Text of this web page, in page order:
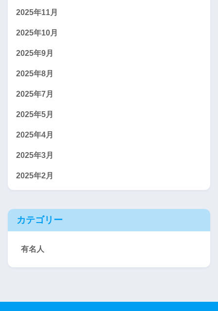
2025年11月
2025年10月
2025年9月
2025年8月
2025年7月
2025年5月
2025年4月
2025年3月
2025年2月
カテゴリー
有名人